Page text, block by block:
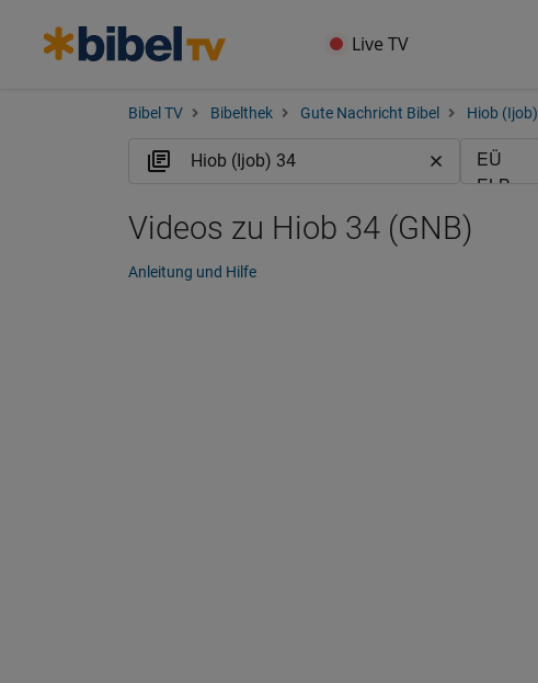
Live TV
Bibel TV Bibelthek Gute Nachricht Bibel Hiob (Ijob)
Videos zu Hiob 34 (GNB)
Anleitung und Hilfe